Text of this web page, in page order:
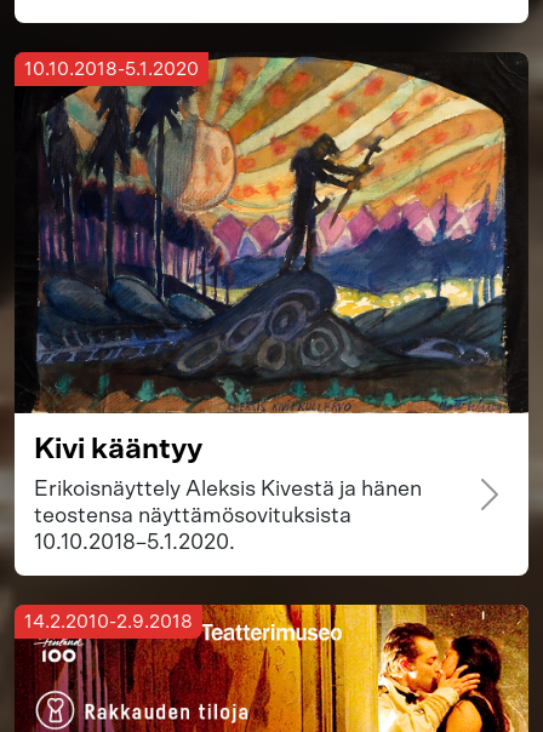
10.10.2018-5.1.2020
Kivi kääntyy
Erikoisnäyttely Aleksis Kivestä ja hänen
teostensa näyttämösovituksista
10.10.2018–5.1.2020.
14.2.2010-2.9.2018